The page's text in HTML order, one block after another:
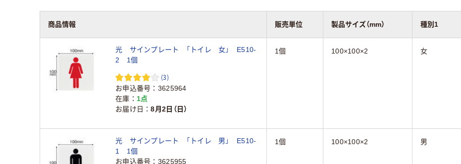
商品情報 販売単位 製品サイズ（mm） 種別1
光 サインプレート 「トイレ 女」 E510-
2 1個
(3)
お申込番号
3625964
在庫
1点
お届け日
8月2日（日）
1個 100×100×2 女
光 サインプレート 「トイレ 男」 E510-
1 1個
お申込番号
3625955
1個 100×100×2 男